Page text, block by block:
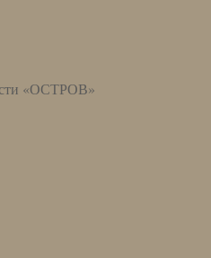
«ОСТРОВ»